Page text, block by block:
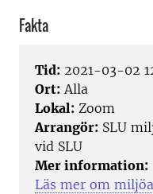
Fakta
Tid: 2021-03-02
Ort: Alla
Lokal: Zoom
Arrangör: SLU
vid SLU
Mer information:
Läs mer om